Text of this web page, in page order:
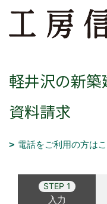
軽井沢の新
資料請求
電話をご利用の方は